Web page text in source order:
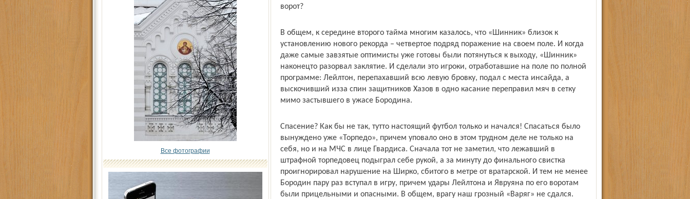
Все фотографии
ворот?
В общем, к середине второго тайма многим казалось, что «Шинник» близок к
установлению нового рекорда – четвертое подряд поражение на своем поле. И когда
даже самые завзятые оптимисты уже готовы были потянуться к выходу, «Шинник»
наконец­то разорвал заклятие. И сделали это игроки, отработавшие на поле по полной
программе: Лейлтон, перепахавший всю левую бровку, подал с места инсайда, а
выскочивший из­за спин защитников Хазов в одно касание переправил мяч в сетку
мимо застывшего в ужасе Бородина.
Спасение? Как бы не так, тут­то настоящий футбол только и начался! Спасаться было
вынуждено уже «Торпедо», причем уповало оно в этом трудном деле не только на
себя, но и на МЧС в лице Гвардиса. Сначала тот не заметил, что лежавший в
штрафной торпедовец подыграл себе рукой, а за минуту до финального свистка
проигнорировал нарушение на Ширко, сбитого в метре от вратарской. И тем не менее
Бородин пару раз вступал в игру, причем удары Лейлтона и Явруяна по его воротам
были прицельными и опасными. В общем, врагу наш грозный «Варяг» не сдался.